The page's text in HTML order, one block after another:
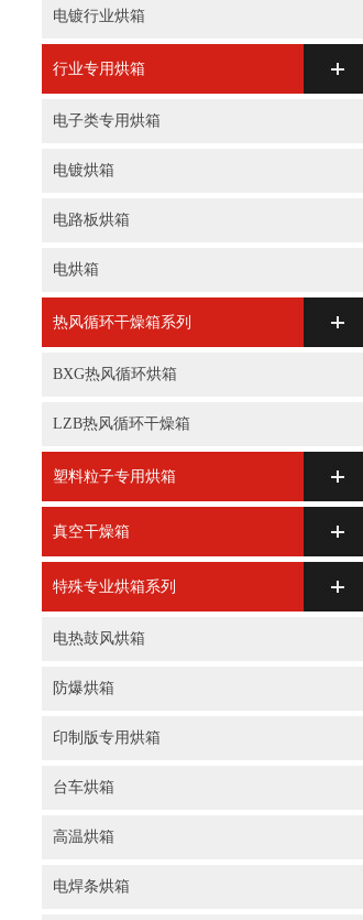
电镀行业烘箱
行业专用烘箱
电子类专用烘箱
电镀烘箱
电路板烘箱
电烘箱
热风循环干燥箱系列
BXG热风循环烘箱
LZB热风循环干燥箱
塑料粒子专用烘箱
真空干燥箱
特殊专业烘箱系列
电热鼓风烘箱
防爆烘箱
印制版专用烘箱
台车烘箱
高温烘箱
电焊条烘箱